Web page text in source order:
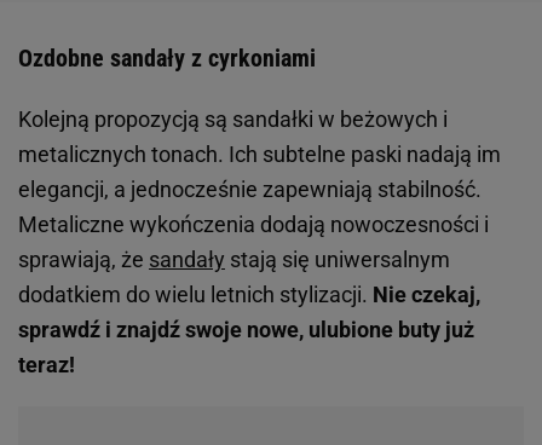
Ozdobne sandały z cyrkoniami
Kolejną propozycją są sandałki w beżowych i
metalicznych tonach. Ich subtelne paski nadają im
elegancji, a jednocześnie zapewniają stabilność.
Metaliczne wykończenia dodają nowoczesności i
sprawiają, że sandały stają się uniwersalnym
dodatkiem do wielu letnich stylizacji. Nie czekaj,
sprawdź i znajdź swoje nowe, ulubione buty już
teraz!